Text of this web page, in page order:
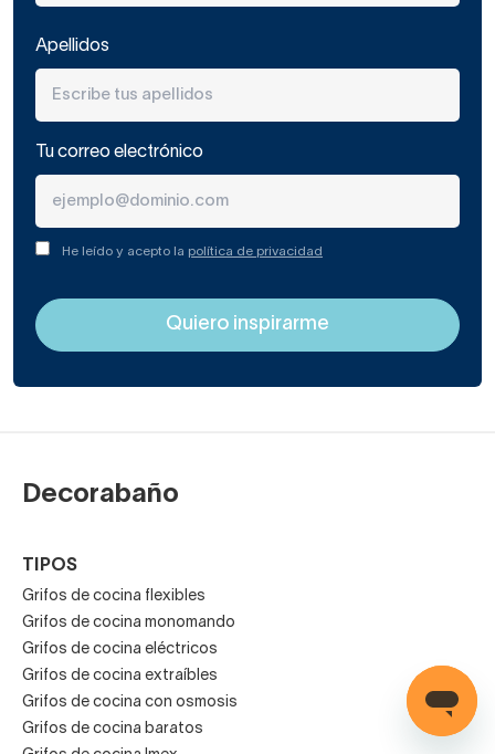
Apellidos
Tu correo electrónico
He leído y acepto la política de privacidad
Decorabaño
TIPOS
Grifos de cocina flexibles
Grifos de cocina monomando
Grifos de cocina eléctricos
Grifos de cocina extraíbles
Grifos de cocina con osmosis
Grifos de cocina baratos